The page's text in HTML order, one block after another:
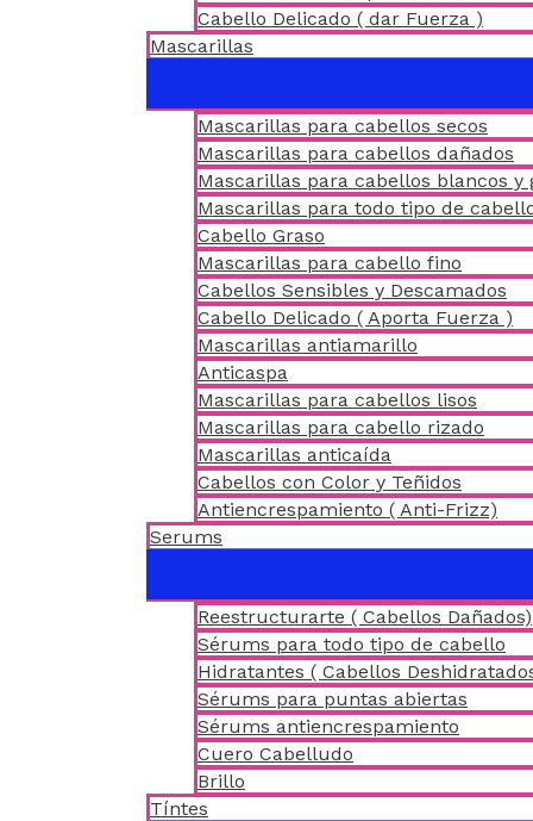
Cabello Delicado ( dar Fuerza )
Mascarillas
Mascarillas para cabellos secos
Mascarillas para cabellos dañados
Mascarillas para cabellos blancos y
Mascarillas para todo tipo de
Cabello Graso
Mascarillas para cabello fino
Cabellos Sensibles y Descamados
Cabello Delicado ( Aporta Fuerza )
Mascarillas antiamarillo
Anticaspa
Mascarillas para cabellos lisos
Mascarillas para cabello rizado
Mascarillas anticaída
Cabellos con Color y Teñidos
Antiencrespamiento ( Anti-Frizz)
Serums
Reestructurarte ( Cabellos Dañados)
Sérums para todo tipo de cabello
Hidratantes ( Cabellos
Sérums para puntas abiertas
Sérums antiencrespamiento
Cuero Cabelludo
Brillo
Tíntes